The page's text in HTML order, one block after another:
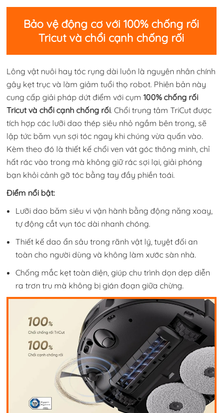
Bảo vệ động cơ với 100% chống rối
Tricut và chổi cạnh chống rối
Lông vật nuôi hay tóc rụng dài luôn là nguyên nhân chính
gây kẹt trục và làm giảm tuổi thọ robot. Phiên bản này
cung cấp giải pháp dứt điểm với cụm100% chống rối
Tricut và chổi cạnh chống rối. Chổi trung tâm TriCut được
tích hợp các lưỡi dao thép siêu nhỏ ngầm bên trong, sẽ
lập tức băm vụn sợi tóc ngay khi chúng vừa quấn vào.
Kèm theo đó là thiết kế chổi ven vát góc thông minh, chỉ
hất rác vào trong mà không giữ rác sợi lại, giải phóng
bạn khỏi cảnh gỡ tóc bằng tay đầy phiền toái.
Điểm nổi bật:
Lưỡi dao băm siêu vi vận hành bằng động năng xoay,
tự động cắt vụn tóc dài nhanh chóng.
Thiết kế dao ẩn sâu trong rãnh vật lý, tuyệt đối an
toàn cho người dùng và không làm xước sàn nhà.
Chống mắc kẹt toàn diện, giúp chu trình dọn dẹp diễn
ra trơn tru mà không bị gián đoạn giữa chừng.